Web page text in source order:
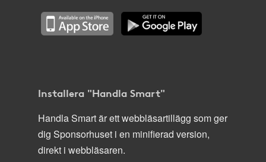
Installera "Handla Smart"
Handla Smart är ett webbläsartillägg som ger
dig Sponsorhuset i en minifierad version,
direkt i webbläsaren.